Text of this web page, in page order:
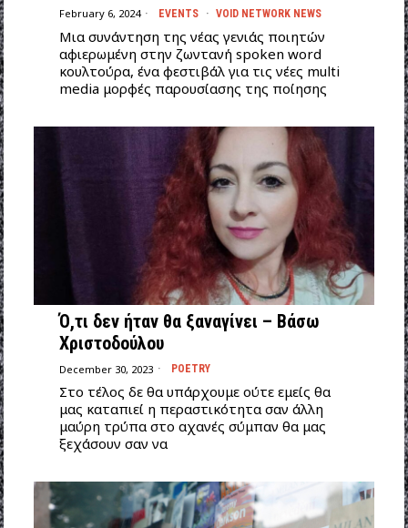
February 6, 2024 EVENTS · VOID NETWORK NEWS
Mια συνάντηση της νέας γενιάς ποιητών
αφιερωμένη στην ζωντανή spoken word
κουλτούρα, ένα φεστιβάλ για τις νέες multi
media μορφές παρουσίασης της ποίησης
Ό,τι δεν ήταν θα ξαναγίνει – Βάσω
Χριστοδούλου
December 30, 2023 POETRY
Στο τέλος δε θα υπάρχουμε ούτε εμείς θα
μας καταπιεί η περαστικότητα σαν άλλη
μαύρη τρύπα στο αχανές σύμπαν θα μας
ξεχάσουν σαν να